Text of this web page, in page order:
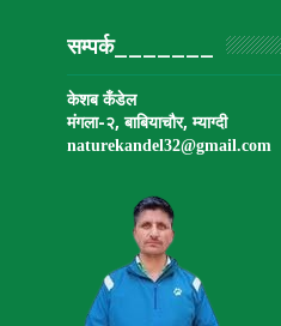
सम्पर्क_______
केशब कँडेल
मंगला-२, बाबियाचौर, म्याग्दी
naturekandel32@gmail.com